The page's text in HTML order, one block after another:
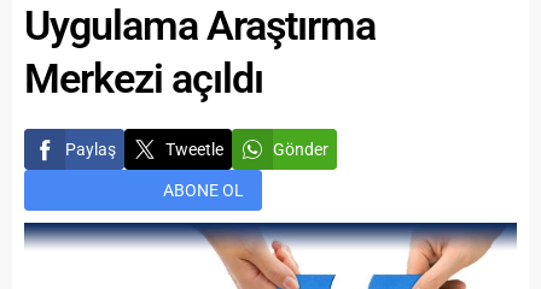
Uygulama Araştırma
Merkezi açıldı
Paylaş Tweetle Gönder
ABONE OL